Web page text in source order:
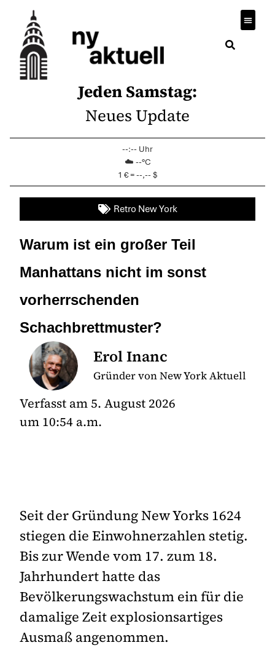
Jeden Samstag:
Neues Update
--:-- Uhr
☁️ --°C
1 € = --,-- $
Retro New York
Warum ist ein großer Teil
Manhattans nicht im sonst
vorherrschenden
Schachbrettmuster?
Erol Inanc
Gründer von New York Aktuell
Verfasst am 5. August 2026
um 10:54 a.m.
Seit der Gründung New Yorks 1624
stiegen die Einwohnerzahlen stetig.
Bis zur Wende vom 17. zum 18.
Jahrhundert hatte das
Bevölkerungswachstum ein für die
damalige Zeit explosionsartiges
Ausmaß angenommen.